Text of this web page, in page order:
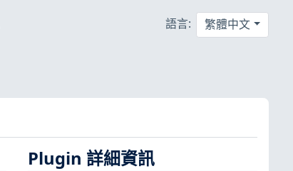
語言: 繁體中文
Plugin 詳細資訊